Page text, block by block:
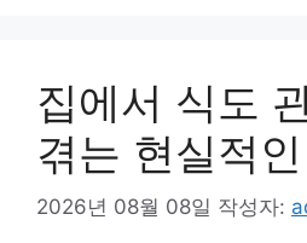
집에서 식도
겪는 현실적
2026년 08월 08일 작성자: